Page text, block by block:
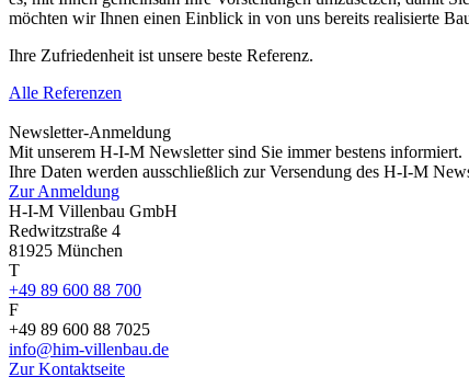
möchten wir Ihnen einen Einblick in von uns bereits realisierte
Ihre Zufriedenheit ist unsere beste Referenz.
Alle Referenzen
Newsletter-Anmeldung
Mit unserem H-I-M Newsletter sind Sie immer bestens informiert.
Ihre Daten werden ausschließlich zur Versendung des H-I-M
Zur Anmeldung
H-I-M Villenbau GmbH
Redwitzstraße 4
81925 München
T
+49 89 600 88 700
F
+49 89 600 88 7025
info@him-villenbau.de
Zur Kontaktseite